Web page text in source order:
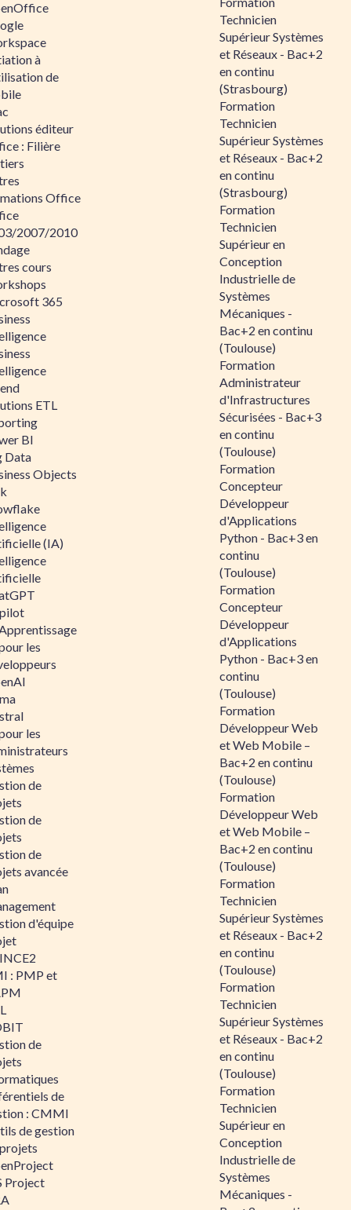
à
de
éditeur
: Filière
Office
2007/2010
cours
365
ETL
BI
Data
Objects
(IA)
les
les
de
de
de
avancée
d'équipe
: PMP et
de
de
: CMMI
de gestion
Project
Technicien
Supérieur Systèmes
et Réseaux - Bac+2
en continu
(Strasbourg)
Formation
Technicien
Supérieur Systèmes
et Réseaux - Bac+2
en continu
(Strasbourg)
Formation
Technicien
Supérieur en
Conception
Industrielle de
Systèmes
Mécaniques -
Bac+2 en continu
(Toulouse)
Formation
Administrateur
d'Infrastructures
Sécurisées - Bac+3
en continu
(Toulouse)
Formation
Concepteur
Développeur
d'Applications
Python - Bac+3 en
continu
(Toulouse)
Formation
Concepteur
Développeur
d'Applications
Python - Bac+3 en
continu
(Toulouse)
Formation
Développeur Web
et Web Mobile –
Bac+2 en continu
(Toulouse)
Formation
Développeur Web
et Web Mobile –
Bac+2 en continu
(Toulouse)
Formation
Technicien
Supérieur Systèmes
et Réseaux - Bac+2
en continu
(Toulouse)
Formation
Technicien
Supérieur Systèmes
et Réseaux - Bac+2
en continu
(Toulouse)
Formation
Technicien
Supérieur en
Conception
Industrielle de
Systèmes
Mécaniques -